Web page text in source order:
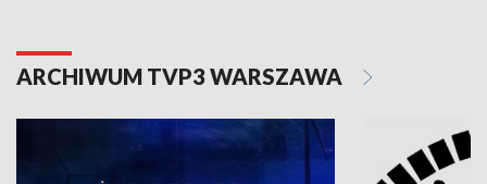
ARCHIWUM TVP3 WARSZAWA